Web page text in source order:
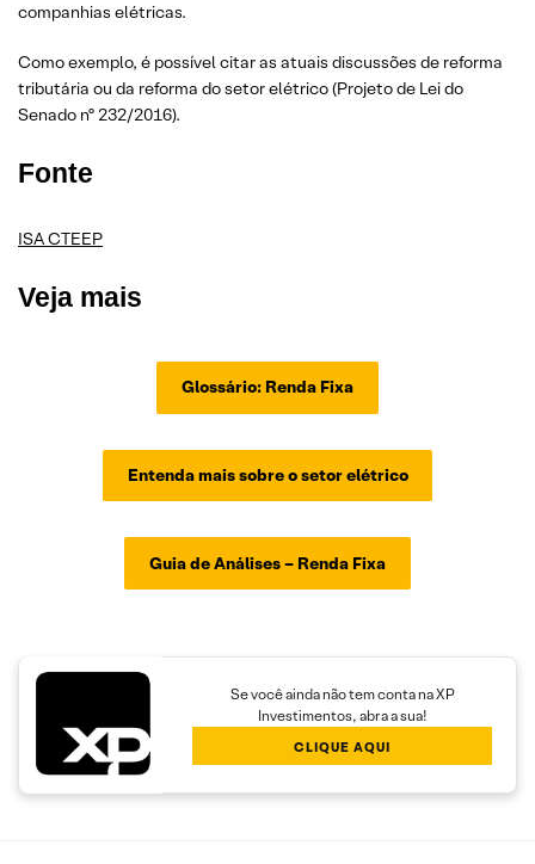
companhias elétricas.
Como exemplo, é possível citar as atuais discussões de reforma
tributária ou da reforma do setor elétrico (Projeto de Lei do
Senado nº 232/2016).
Fonte
ISA CTEEP
Veja mais
Glossário: Renda Fixa
Entenda mais sobre o setor elétrico
Guia de Análises – Renda Fixa
Se você ainda não tem conta na XP
Investimentos, abra a sua!
CLIQUE AQUI